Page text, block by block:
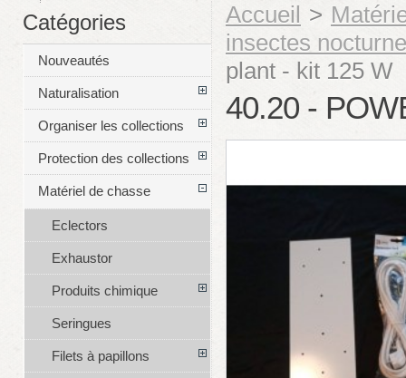
Accueil >
insectes
plant - kit 125 W
40.20 -
Catégories
Nouveautés
Naturalisation
Organiser les collections
Protection des collections
Matériel de chasse
Eclectors
Exhaustor
Produits chimique
Seringues
Filets à papillons